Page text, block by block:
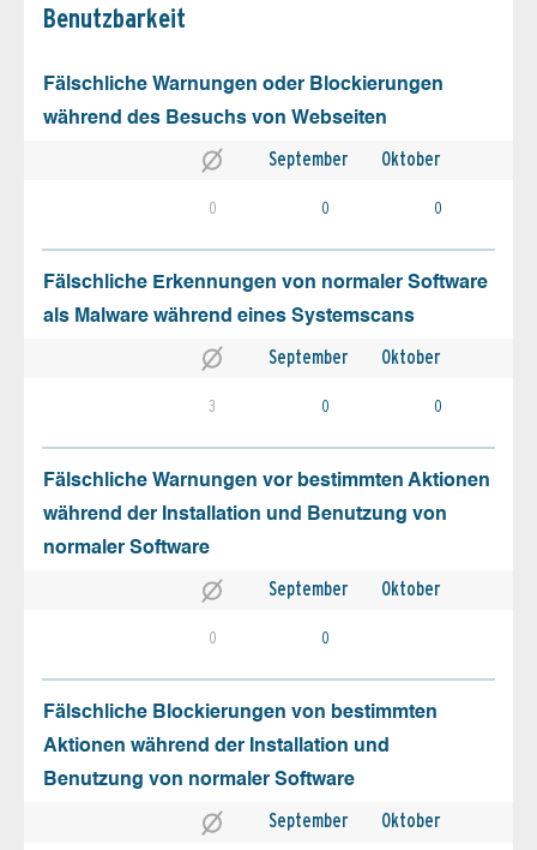
Benutz­barkeit
Fälschliche Warnungen oder Blockierungen
während des Besuchs von Webseiten
September Oktober
0 0 0
Fälschliche Erkennungen von normaler Software
als Malware während eines Systemscans
September Oktober
3 0 0
Fälschliche Warnungen vor bestimmten Aktionen
während der Installation und Benutzung von
normaler Software
September Oktober
0 0
Fälschliche Blockierungen von bestimmten
Aktionen während der Installation und
Benutzung von normaler Software
September Oktober